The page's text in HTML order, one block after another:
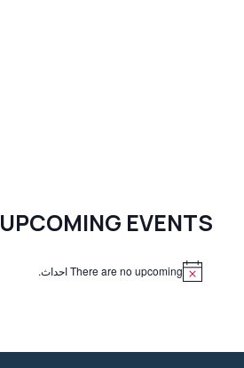
UPCOMING EVENTS
There are no upcoming احداث.